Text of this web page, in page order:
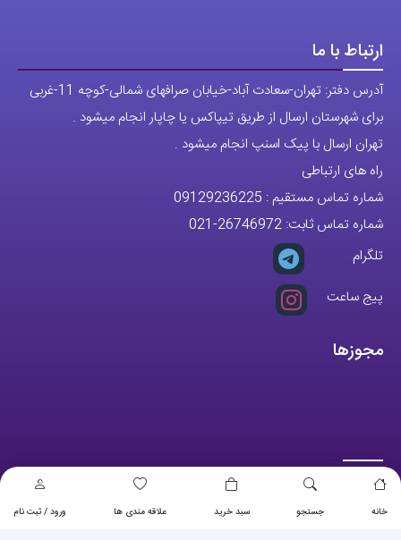
خانه جستجو سبد خرید علاقه مندی ها ورود / ثبت نام
ارتباط با ما
آدرس دفتر: تهران-سعادت آباد-خیابان صرافهای شمالی-کوچه 11-غربی
برای شهرستان ارسال از طریق تیپاکس یا چاپار انجام میشود .
تهران ارسال با پیک اسنپ انجام میشود .
راه های ارتباطی
شماره تماس مستقیم : 09129236225
شماره تماس ثابت: 26746972
-021
تلگرام
پیج ساعت
مجوزها